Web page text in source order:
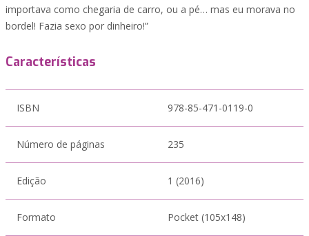
importava como chegaria de carro, ou a pé… mas eu morava no
bordel! Fazia sexo por dinheiro!”
Características
ISBN 978-85-471-0119-0
Número de páginas 235
Edição 1 (2016)
Formato Pocket (105x148)